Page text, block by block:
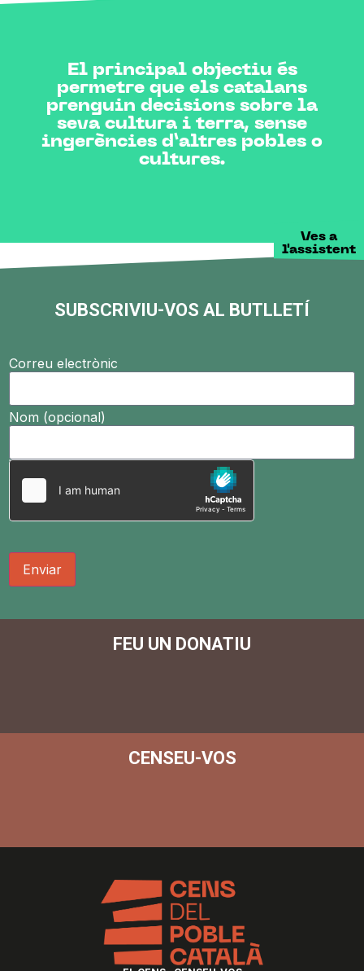
El principal objectiu és
permetre que els catalans
prenguin decisions sobre la
seva cultura i terra, sense
ingerències d’altres pobles o
cultures.
Ves a
l'assistent
SUBSCRIVIU-VOS AL BUTLLETÍ
Correu electrònic
Nom (opcional)
Enviar
FEU UN DONATIU
CENSEU-VOS